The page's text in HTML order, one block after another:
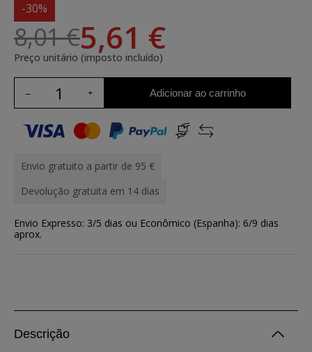
-30%
8,01 €5,61 €
Preço unitário (imposto incluído)
Adicionar ao carrinho
Envio gratuito a partir de 95 €
Devolução gratuita em 14 dias
Envio Expresso: 3/5 dias ou Econômico (Espanha): 6/9 dias
aprox.
Descrição